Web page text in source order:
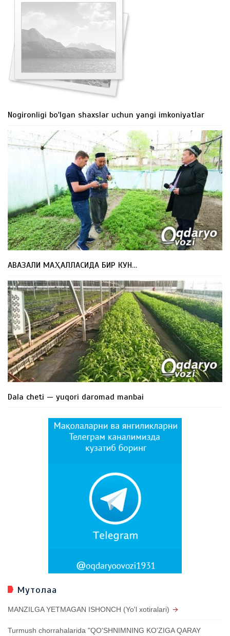
Nogironligi bo'lgan shaxslar uchun yangi imkoniyatlar
АВАЗАЛИ МАҲАЛЛАСИДА БИР КУН…
Dala cheti — yuqori daromad manbai
Мутолаа
MANZILGA YETMAGAN ISHONCH (Yo'l xotiralari)
Turmush chorrahalarida "QO'SHNIMNING KO'ZIGA QARAY